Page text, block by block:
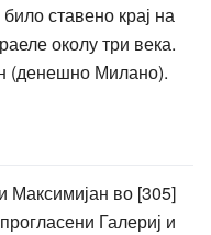
ставено крај на
околу три века.
(денешно Милано).
Максимијан во [305]
Галериј и